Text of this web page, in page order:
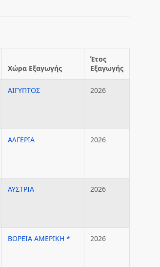
Χώρα Εξαγωγής
Έτος
Εξαγωγής
ΑΙΓΥΠΤΟΣ 2026
ΑΛΓΕΡΙΑ 2026
ΑΥΣΤΡΙΑ 2026
ΒΟΡΕΙΑ ΑΜΕΡΙΚΗ * 2026